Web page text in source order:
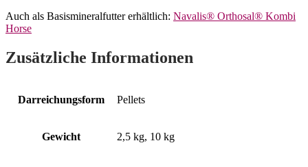
Auch als Basismineralfutter erhältlich: Navalis® Orthosal® Kombi
Horse
Zusätzliche Informationen
Darreichungsform Pellets
Gewicht 2,5 kg, 10 kg